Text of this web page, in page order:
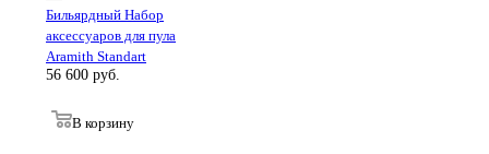
Бильярдный Набор
аксессуаров для пула
Aramith Standart
56 600 руб.
В корзину